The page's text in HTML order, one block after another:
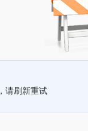
请刷新重试